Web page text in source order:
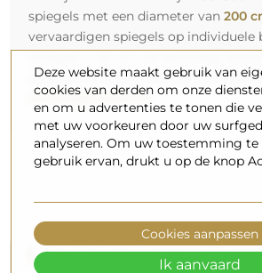
spiegels met een diameter van 200
vervaardigen spiegels op individuele
ontwerp te sturen naar het e-
winkel@alfaram.nl
Gratis levering en veilig
Deze website maakt gebruik van
cookies van derden om onze
en om u advertenties te tonen die
met uw voorkeuren door uw
analyseren. Om uw toestemming
gebruik ervan, drukt u op de knop
Cookies aanpassen
Ik aanvaard